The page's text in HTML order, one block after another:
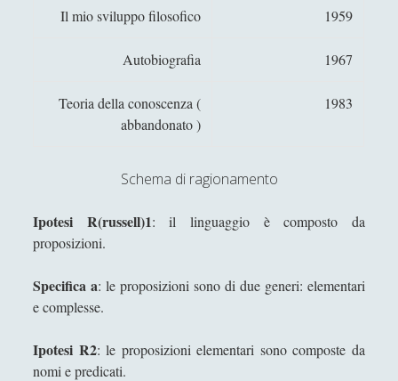
Una presentazione essenziale.
L'esploratore Daniele Castiglioni, ed il
Progetto "Acque siberiane"
L'oasi umile ma reale del porto non è un
paradiso appena transitorio
un sole di stracci
La Costituzione estetica al genitivo
La cura di sé attraverso la parola dell’Altro
stelle (i Nativi Americani alla "Biennale di
Venezia 2024")
Il mio sviluppo filosofico 1959
Autobiografia 1967
Teoria della conoscenza (
abbandonato )
1983
Schema di ragionamento
Ipotesi R(russell)1: il linguaggio è composto da
proposizioni.
Specifica a: le proposizioni sono di due generi: elementari
e complesse.
Ipotesi R2: le proposizioni elementari sono composte da
nomi e predicati.